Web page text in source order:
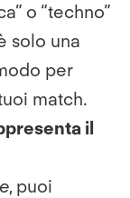
o “techno”
solo una
per
match.
il
, puoi